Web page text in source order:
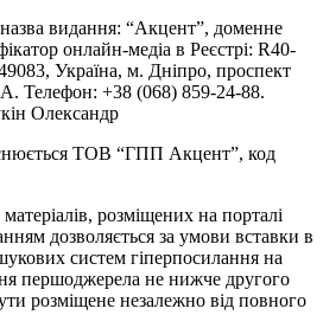
видання: “Акцент”, доменне
онлайн-медіа в Реєстрі: R40-
Україна, м. Дніпро, проспект
Телефон: +38 (068) 859-24-88.
Олександр
ТОВ “ГПП Акцент”, код
розміщених на порталі
дозволяється за умови вставки в
систем гіперпосилання на
першоджерела не нижче другого
розміщене незалежно від повного